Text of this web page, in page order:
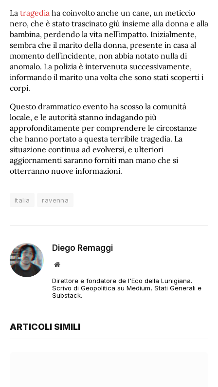
La tragedia ha coinvolto anche un cane, un meticcio
nero, che è stato trascinato giù insieme alla donna e alla
bambina, perdendo la vita nell’impatto. Inizialmente,
sembra che il marito della donna, presente in casa al
momento dell’incidente, non abbia notato nulla di
anomalo. La polizia è intervenuta successivamente,
informando il marito una volta che sono stati scoperti i
corpi.
Questo drammatico evento ha scosso la comunità
locale, e le autorità stanno indagando più
approfonditamente per comprendere le circostanze
che hanno portato a questa terribile tragedia. La
situazione continua ad evolversi, e ulteriori
aggiornamenti saranno forniti man mano che si
otterranno nuove informazioni.
italia ravenna
Diego Remaggi
Sito
Direttore e fondatore de l'Eco della Lunigiana.
Scrivo di Geopolitica su Medium, Stati Generali e
Substack.
ARTICOLI SIMILI